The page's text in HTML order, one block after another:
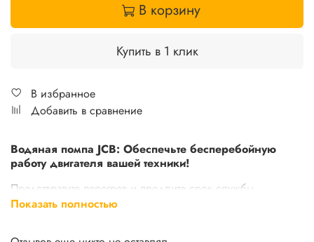
В корзину
Купить в 1 клик
В избранное
Добавить в сравнение
Водяная помпа JCB: Обеспечьте бесперебойную
работу двигателя вашей техники!
Предотвратите перегрев и продлите срок службы
двигателя с оригинальной водяной помпой JCB! Это
Показать полностью